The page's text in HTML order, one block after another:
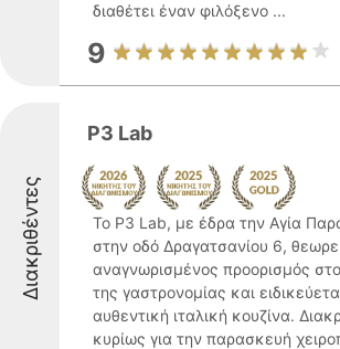
διαθέτει έναν φιλόξενο ...
9
Διακριθέντες
P3 Lab
Το P3 Lab, με έδρα την Αγία
στην οδό Δραγατσανίου 6,
αναγνωρισμένος προορισμός
της γαστρονομίας και
αυθεντική ιταλική κουζίνα.
κυρίως για την παρασκευή